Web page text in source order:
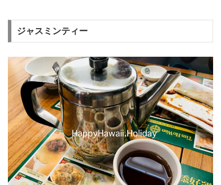
ジャスミンティー